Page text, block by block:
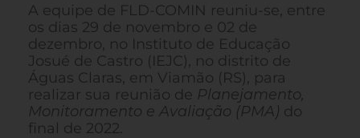
A equipe de FLD-COMIN reuniu-se, entre
os dias 29 de novembro e 02 de
dezembro, no Instituto de Educação
Josué de Castro (IEJC), no distrito de
Águas Claras, em Viamão (RS), para
realizar sua reunião de Planejamento,
Monitoramento e Avaliação (PMA) do
final de 2022.